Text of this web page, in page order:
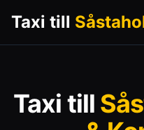
Taxi till
Taxi till